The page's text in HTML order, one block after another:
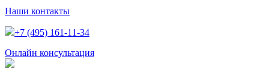
Наши контакты
+7 (495) 161-11-34
Онлайн консультация